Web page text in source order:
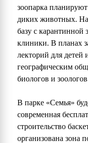
зоопарка
диких животных.
базу с карантинной
клиники. В планах
лекторий для детей
географическим
биологов и
В парке «Семья»
современная
строительство
организована зона